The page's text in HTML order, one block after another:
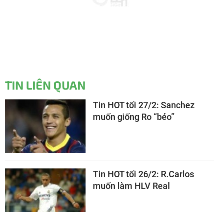
TIN LIÊN QUAN
Tin HOT tối 27/2: Sanchez
muốn giống Ro “béo”
Tin HOT tối 26/2: R.Carlos
muốn làm HLV Real